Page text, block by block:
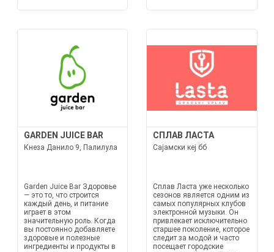
GARDEN JUICE BAR
Кнеза Данило 9, Палилула
Garden Juice Bar Здоровье
— это то, что строится
каждый день, и питание
играет в этом
значительную роль. Когда
вы постоянно добавляете
здоровые и полезные
ингредиенты и продукты в
СПЛАВ ЛАСТА
Сајамски кеј бб
Сплав Ласта уже несколько
сезонов является одним из
самых популярных клубов
электронной музыки. Он
привлекает исключительно
старшее поколение, которое
следит за модой и часто
посещает городские